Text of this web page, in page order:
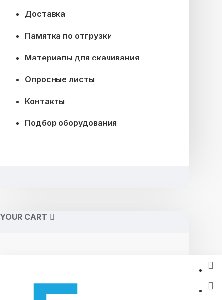
Доставка
Памятка по отгрузки
Материалы для скачивания
Опросные листы
Контакты
Подбор оборудования
YOUR CART